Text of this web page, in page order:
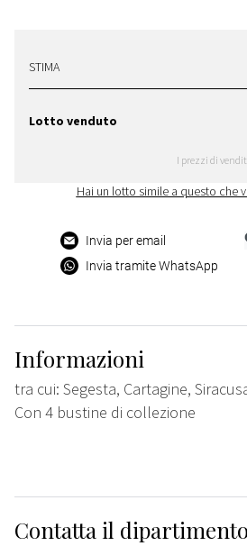
STIMA
Lotto venduto
I prezzi di
Hai un lotto simile a questo che
Invia per email
Invia tramite WhatsApp
Informazioni
tra cui: Segesta, Cartagine,
Con 4 bustine di collezione
Contatta il dipartimento